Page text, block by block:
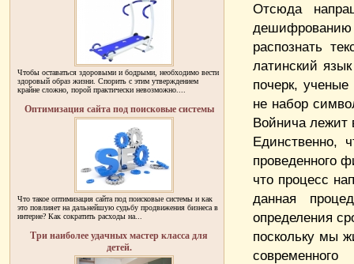
Отсюда
дешифрованию
распознать
латинский
почерк,
не набор
Войнича лежит
Единственно,
проведенного
что процесс
данная
определения
поскольку мы
Чтобы оставаться здоровыми и бодрыми, необходимо вести
здоровый образ жизни. Спорить с этим утверждением
крайне сложно, порой практически невозможно....
Оптимизация сайта под поисковые системы
Что такое оптимизация сайта под поисковые системы и как
это повлияет на дальнейшую судьбу продвижения бизнеса в
интерне? Как сократить расходы на...
Три наиболее удачных мастер класса для
детей.